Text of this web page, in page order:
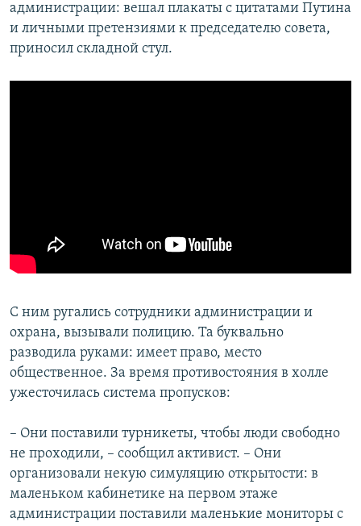
администрации: вешал плакаты с цитатами Путина
и личными претензиями к председателю совета,
приносил складной стул.
С ним ругались сотрудники администрации и
охрана, вызывали полицию. Та буквально
разводила руками: имеет право, место
общественное. За время противостояния в холле
ужесточилась система пропусков:
– Они поставили турникеты, чтобы люди свободно
не проходили, – сообщил активист. – Они
организовали некую симуляцию открытости: в
маленьком кабинетике на первом этаже
администрации поставили маленькие мониторы с